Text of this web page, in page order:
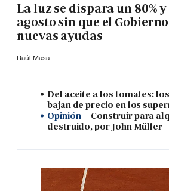
La luz se dispara un 80% y
agosto sin que el
nuevas ayudas
Raúl Masa
Del aceite a los tomates:
bajan de precio en los
Opinión
Construir para
destruido, por John Müller